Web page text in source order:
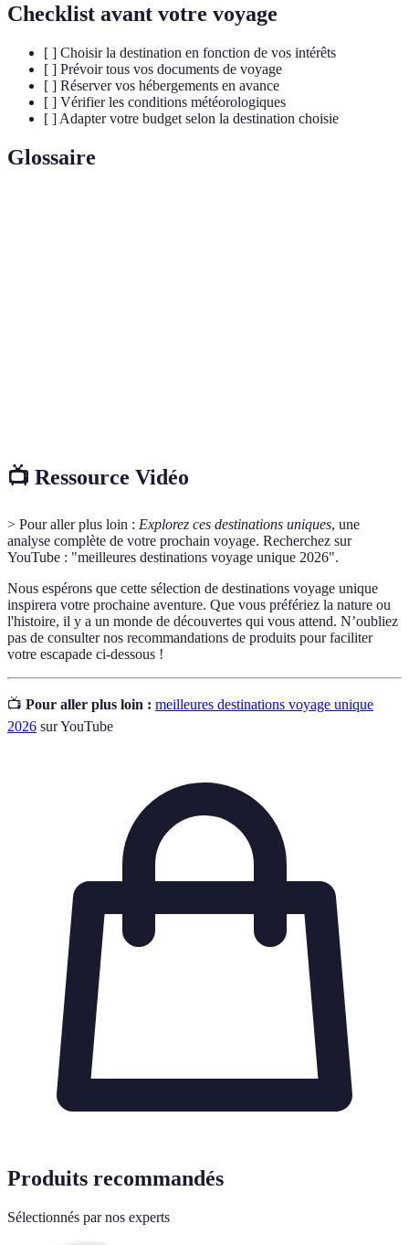
Checklist avant votre voyage
[ ] Choisir la destination en fonction de vos intérêts
[ ] Prévoir tous vos documents de voyage
[ ] Réserver vos hébergements en avance
[ ] Vérifier les conditions météorologiques
[ ] Adapter votre budget selon la destination choisie
Glossaire
📺 Ressource Vidéo
> Pour aller plus loin : Explorez ces destinations uniques, une
analyse complète de votre prochain voyage. Recherchez sur
YouTube : "meilleures destinations voyage unique 2026".
Nous espérons que cette sélection de destinations voyage unique
inspirera votre prochaine aventure. Que vous préfériez la nature ou
l'histoire, il y a un monde de découvertes qui vous attend. N’oubliez
pas de consulter nos recommandations de produits pour faciliter
votre escapade ci-dessous !
📺 Pour aller plus loin : meilleures destinations voyage unique
2026 sur YouTube
Produits recommandés
Sélectionnés par nos experts